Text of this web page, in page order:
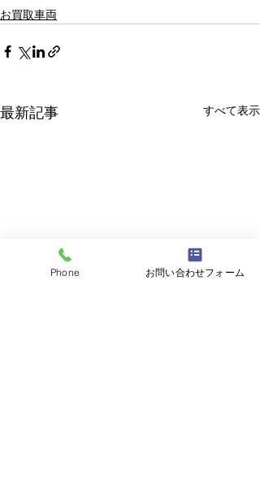
お買取車両
最新記事 すべて表示
Phone お問い合わせフォーム